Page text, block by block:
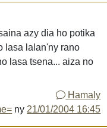
azy dia ho potika
lasa lalan'ny rano
lasa tsena... aiza no
Hamaly
ny 21/01/2004 16:45